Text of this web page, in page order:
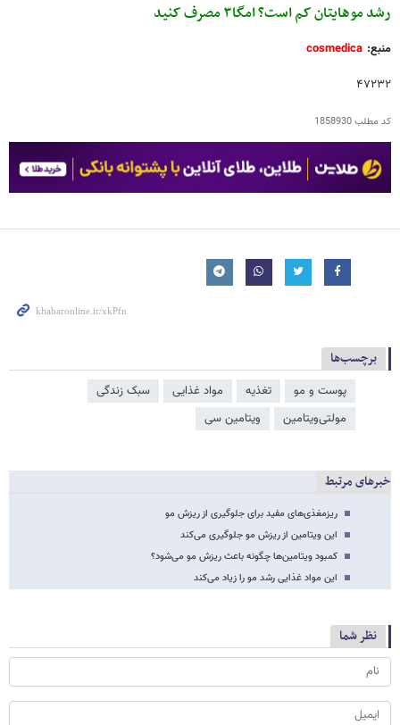
رشد موهایتان کم است؟ امگا۳ مصرف کنید
منبع: cosmedica
۴۷۲۳۲
کد مطلب1858930
برچسب‌ها
پوست و مو تغذیه مواد غذایی
سبک زندگی
مولتی‌ویتامین
ویتامین سی
خبرهای مرتبط
ریزمغذی‌های مفید برای جلوگیری از ریزش مو
این ویتامین از ریزش مو جلوگیری می‌کند
کمبود ویتامین‌ها چگونه باعث ریزش مو می‌شود؟
این مواد غذایی رشد مو را زیاد می‌کند
نظر شما